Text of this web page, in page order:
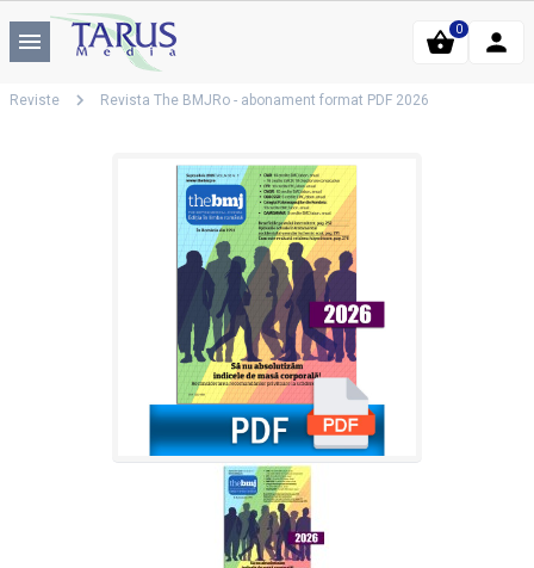
0
Reviste Revista The BMJRo - abonament format PDF 2026